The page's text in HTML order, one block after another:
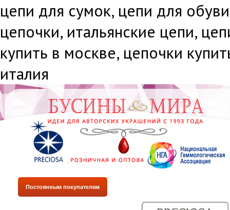
цепи для сумок, цепи для
цепочки, итальянские цепи,
купить в москве, цепочки
италия
Постоянным покупателям